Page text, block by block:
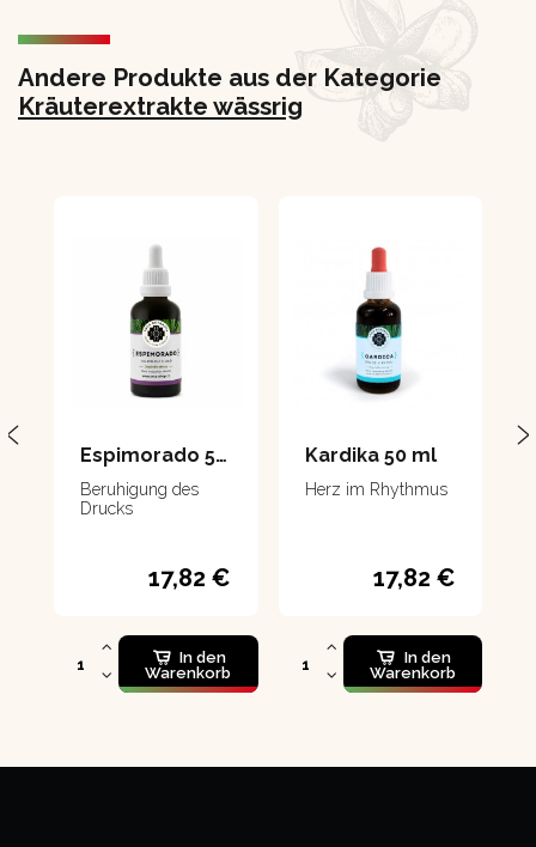
Andere Produkte aus der Kategorie
Kräuterextrakte wässrig
Espimorado 50 ml
Beruhigung des
Drucks
17,82 €
In den
Warenkorb
Kardika 50 ml
Herz im Rhythmus
17,82 €
In den
Warenkorb